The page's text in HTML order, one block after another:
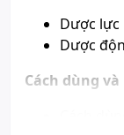
Dược lực
Dược
Cách dùng